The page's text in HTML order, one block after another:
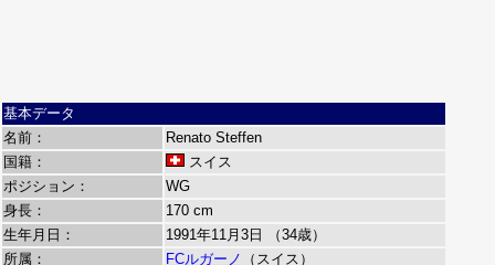
基本データ
名前：
Renato Steffen
国籍：
スイス
ポジション：
WG
身長：
170 cm
生年月日：
1991年11月3日 （34歳）
所属：
FCルガーノ
（スイス）